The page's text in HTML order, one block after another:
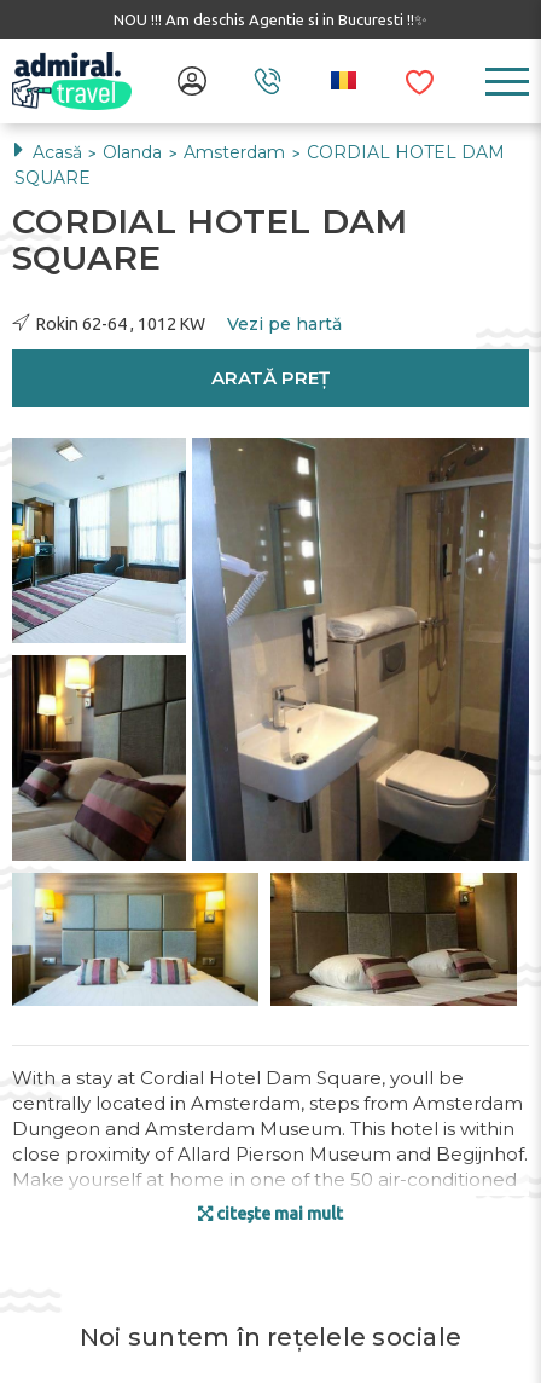
NOU !!! Am deschis Agentie si in Bucuresti !!✨
Acasă > Olanda > Amsterdam > CORDIAL HOTEL DAM
SQUARE
CORDIAL HOTEL DAM
SQUARE
Rokin 62-64 , 1012 KW Vezi pe hartă
ARATĂ PREȚ
With a stay at Cordial Hotel Dam Square, youll be
centrally located in Amsterdam, steps from Amsterdam
Dungeon and Amsterdam Museum. This hotel is within
close proximity of Allard Pierson Museum and Begijnhof.
Make yourself at home in one of the 50 air-conditioned
rooms featuring flat-screen televisions. Bathrooms have
showers and hair dryers. Conveniences include phones,
amenities include a 24-hour front desk, multilingual staff,
and a safe deposit box at the front desk.
citește mai mult
Noi suntem în rețelele sociale